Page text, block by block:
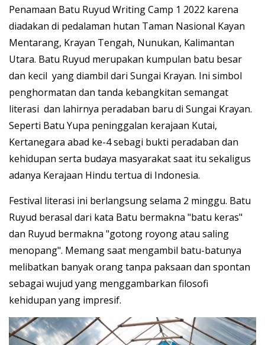
Penamaan Batu Ruyud Writing Camp 1 2022 karena
diadakan di pedalaman hutan Taman Nasional Kayan
Mentarang, Krayan Tengah, Nunukan, Kalimantan
Utara. Batu Ruyud merupakan kumpulan batu besar
dan kecil yang diambil dari Sungai Krayan. Ini simbol
penghormatan dan tanda kebangkitan semangat
literasi dan lahirnya peradaban baru di Sungai Krayan.
Seperti Batu Yupa peninggalan kerajaan Kutai,
Kertanegara abad ke-4 sebagi bukti peradaban dan
kehidupan serta budaya masyarakat saat itu sekaligus
adanya Kerajaan Hindu tertua di Indonesia.
Festival literasi ini berlangsung selama 2 minggu. Batu
Ruyud berasal dari kata Batu bermakna "batu keras"
dan Ruyud bermakna "gotong royong atau saling
menopang". Memang saat mengambil batu-batunya
melibatkan banyak orang tanpa paksaan dan spontan
sebagai wujud yang menggambarkan filosofi
kehidupan yang impresif.